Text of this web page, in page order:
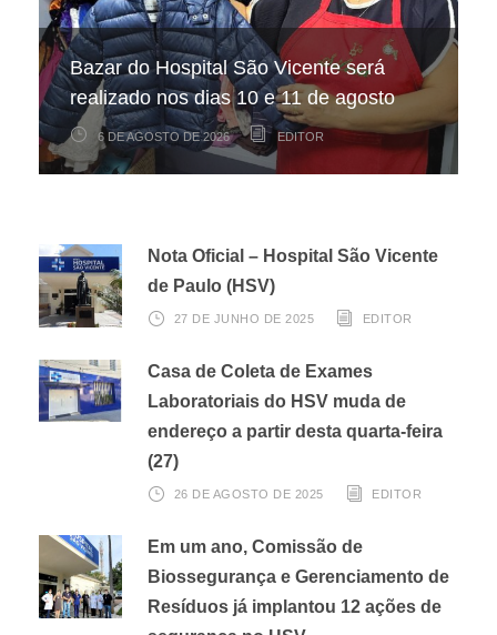
Bazar do Hospital São Vicente será
realizado nos dias 10 e 11 de agosto
6 DE AGOSTO DE 2026 EDITOR
Hospital São Vicente participa de
mapeamento nacional sobre câncer
infantojuvenil
6 DE AGOSTO DE 2026 EDITOR
Hospital São Vicente expande
arrecadação de cupons fiscais pela
Nota Fiscal Paulista
3 DE AGOSTO DE 2026 EDITOR
Nota Oficial – Hospital São Vicente
de Paulo (HSV)
27 DE JUNHO DE 2025 EDITOR
Casa de Coleta de Exames
Laboratoriais do HSV muda de
endereço a partir desta quarta-feira
(27)
26 DE AGOSTO DE 2025 EDITOR
Em um ano, Comissão de
Biossegurança e Gerenciamento de
Resíduos já implantou 12 ações de